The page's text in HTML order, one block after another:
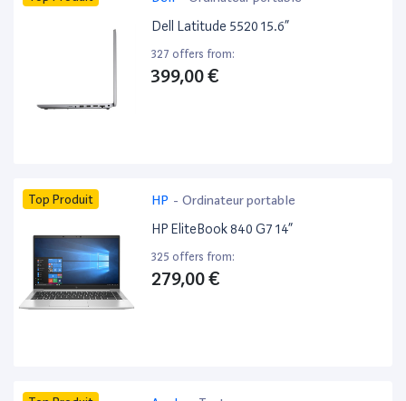
Dell Latitude 5520 15.6”
327 offers from:
399,00 €
Top Produit HP - Ordinateur portable
HP EliteBook 840 G7 14”
325 offers from:
279,00 €